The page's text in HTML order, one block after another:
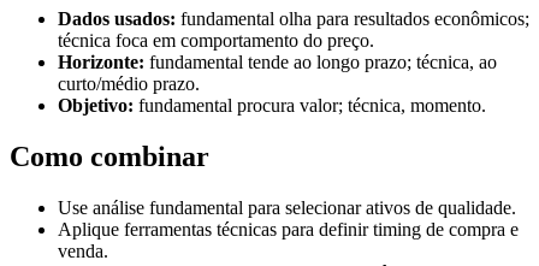
Dados usados: fundamental olha para resultados econômicos;
técnica foca em comportamento do preço.
Horizonte: fundamental tende ao longo prazo; técnica, ao
curto/médio prazo.
Objetivo: fundamental procura valor; técnica, momento.
Como combinar
Use análise fundamental para selecionar ativos de qualidade.
Aplique ferramentas técnicas para definir timing de compra e
venda.